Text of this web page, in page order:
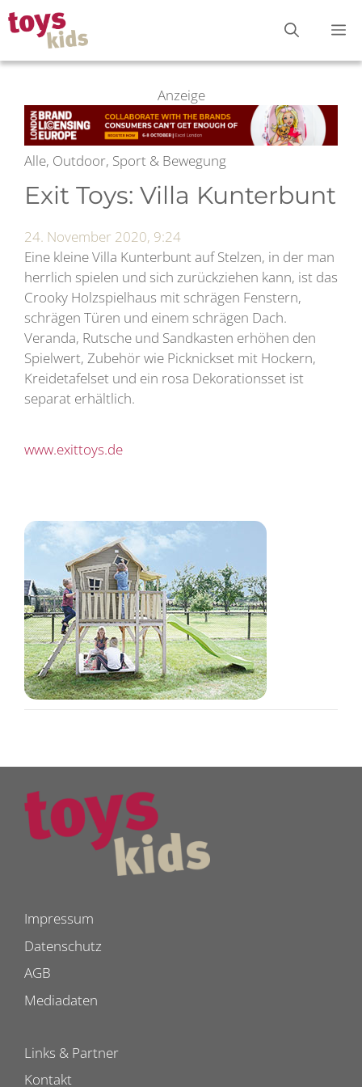
Zum
Inhalt
springen
Anzeige
Alle, Outdoor, Sport & Bewegung
Exit Toys: Villa Kunterbunt
24. November 2020, 9:24
Eine kleine Villa Kunterbunt auf Stelzen, in der man
herrlich spielen und sich zurückziehen kann, ist das
Crooky Holzspielhaus mit schrägen Fenstern,
schrägen Türen und einem schrägen Dach.
Veranda, Rutsche und Sandkasten erhöhen den
Spielwert, Zubehör wie Picknickset mit Hockern,
Kreidetafelset und ein rosa Dekorationsset ist
separat erhältlich.
www.exittoys.de
Impressum
Datenschutz
AGB
Mediadaten
Links & Partner
Kontakt